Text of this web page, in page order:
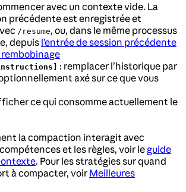
avec un contexte vide. La
précédente est enregistrée et
/resume, ou, dans le même processus
depuis l’entrée de session précédente
: remplacer l’historique par
axé sur ce que vous
ce qui consomme actuellement le
la compaction interagit avec
et les règles, voir le guide
. Pour les stratégies sur quand
à compacter, voir Meilleures